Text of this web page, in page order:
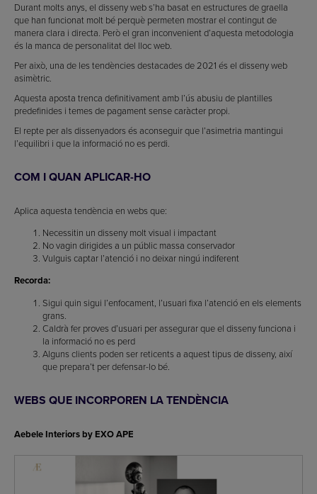
Durant molts anys, el disseny web s’ha basat en estructures de graella
que han funcionat molt bé perquè permeten mostrar el contingut de
manera clara i directa. Però el gran inconvenient d’aquesta metodologia
és la manca de personalitat del lloc web.
Per això, una de les tendències destacades de 2021 és el disseny web
asimètric.
Aquesta aposta trenca definitivament amb l’ús abusiu de plantilles
predefinides i temes de pagament sense caràcter propi.
El repte per als dissenyadors és aconseguir que l’asimetria mantingui
l’equilibri i que la informació no es perdi.
COM I QUAN APLICAR-HO
Aplica aquesta tendència en webs que:
Necessitin un disseny molt visual i impactant
No vagin dirigides a un públic massa conservador
Vulguis captar l’atenció i no deixar ningú indiferent
Recorda:
Sigui quin sigui l’enfocament, l’usuari fixa l’atenció en els elements
grans.
Caldrà fer proves d’usuari per assegurar que el disseny funciona i
la informació no es perd
Alguns clients poden ser reticents a aquest tipus de disseny, així
que prepara’t per defensar-lo bé.
WEBS QUE INCORPOREN LA TENDÈNCIA
Aebele Interiors by EXO APE